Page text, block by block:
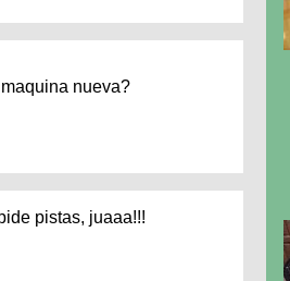
nueva?
pistas, juaaa!!!